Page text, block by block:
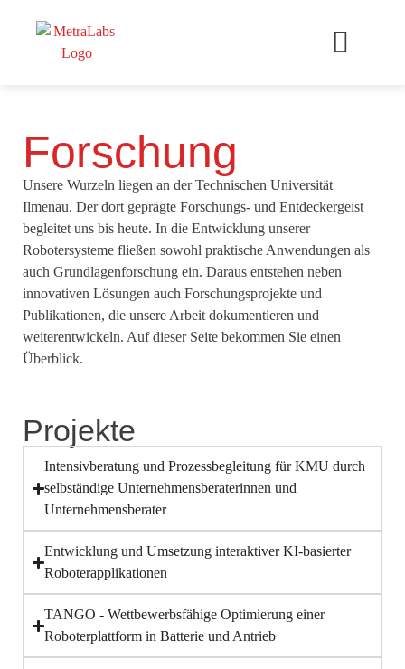
Forschung
Unsere Wurzeln liegen an der Technischen Universität
Ilmenau. Der dort geprägte Forschungs- und Entdeckergeist
begleitet uns bis heute. In die Entwicklung unserer
Robotersysteme fließen sowohl praktische Anwendungen als
auch Grundlagenforschung ein. Daraus entstehen neben
innovativen Lösungen auch Forschungsprojekte und
Publikationen, die unsere Arbeit dokumentieren und
weiterentwickeln. Auf dieser Seite bekommen Sie einen
Überblick.
Projekte
Intensivberatung und Prozessbegleitung für KMU durch
selbständige Unternehmensberaterinnen und
Unternehmensberater
Entwicklung und Umsetzung interaktiver KI-basierter
Roboterapplikationen
TANGO - Wettbewerbsfähige Optimierung einer
Roboterplattform in Batterie und Antrieb